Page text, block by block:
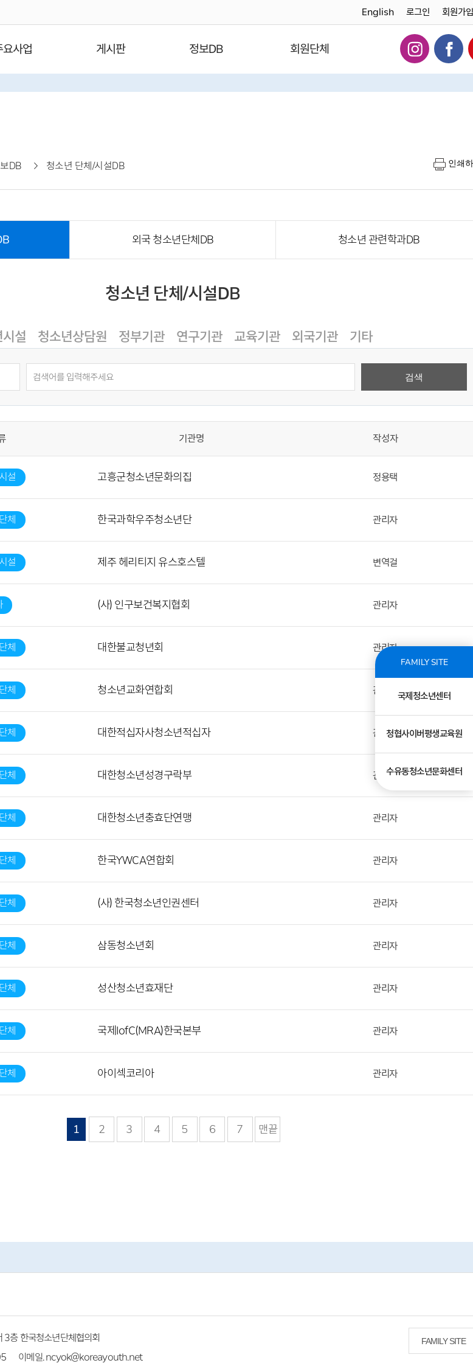
English 로그인 회원가입
요사업 게시판 정보DB 회원단체
FAMILY SITE
국제청소년센터
청협사이버평생교육원
수유동청소년문화센터
DB 청소년 단체/시설DB 인쇄
외국 청소년단체DB 청소년 관련학과DB
청소년 단체/시설DB
설 청소년상담원 정부기관 연구기관 교육기관 외국기관 기타
기관명 작성자
설 고흥군청소년문화의집 정용택
체 한국과학우주청소년단 관리자
설 제주 헤리티지 유스호스텔 변역걸
(사) 인구보건복지협회 관리자
체 대한불교청년회 관리자
체 청소년교화연합회 관리자
체 대한적십자사청소년적십자 관리자
체 대한청소년성경구락부 관리자
체 대한청소년충효단연맹 관리자
체 한국YWCA연합회 관리자
체 (사) 한국청소년인권센터 관리자
체 삼동청소년회 관리자
체 성산청소년효재단 관리자
체 국제IofC(MRA)한국본부 관리자
체 아이섹코리아 관리자
1 2 3 4 5 6 7 맨끝
FAMILY SITE
층 한국청소년단체협의회
이메일. ncyok@koreayouth.net